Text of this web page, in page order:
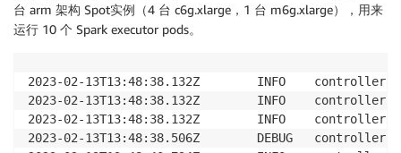
台 arm 架构 Spot实例（4 台 c6g.xlarge，1 台 m6g.xlarge），用来
运行 10 个 Spark executor pods。
2023-02-13T13:48:38.132Z        INFO
2023-02-13T13:48:38.132Z        INFO
2023-02-13T13:48:38.132Z        INFO
2023-02-13T13:48:38.506Z        DEBUG